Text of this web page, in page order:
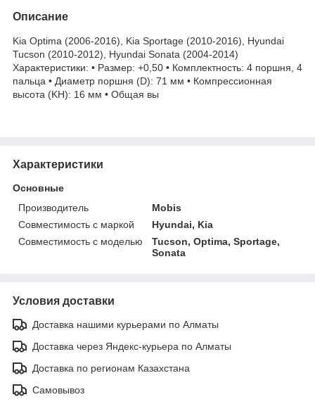
Описание
Kia Optima (2006-2016), Kia Sportage (2010-2016), Hyundai
Tucson (2010-2012), Hyundai Sonata (2004-2014)
Характеристики: • Размер: +0,50 • Комплектность: 4 поршня, 4
пальца • Диаметр поршня (D): 71 мм • Компрессионная
высота (KH): 16 мм • Общая вы
Характеристики
Основные
Производитель
Mobis
Совместимость с маркой
Hyundai, Kia
Совместимость с моделью
Tucson, Optima, Sportage,
Sonata
Условия доставки
Доставка нашими курьерами по Алматы
Доставка через Яндекс-курьера по Алматы
Доставка по регионам Казахстана
Самовывоз